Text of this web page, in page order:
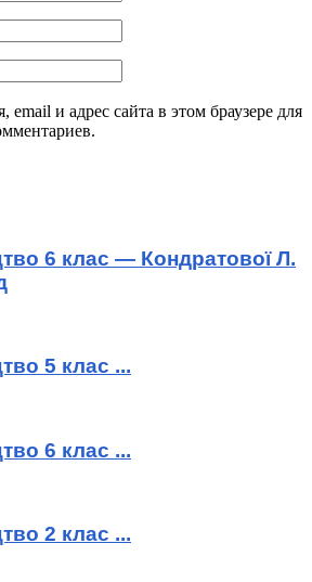
и адрес сайта в этом браузере для
6 клас — Кондратової Л.
5 клас ...
6 клас ...
2 клас ...